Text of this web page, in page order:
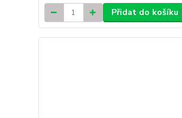
Přidat do košíku